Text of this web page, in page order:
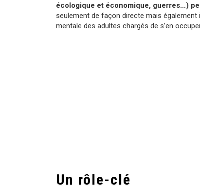
écologique et économique, guerres…)
seulement de façon directe mais
mentale des adultes chargés de s’en
Un rôle-clé